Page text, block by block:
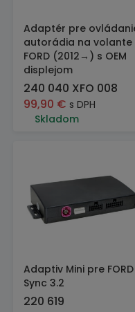
Adaptér pre
autorádia na volante
FORD (2012→) s OEM
displejom
240 040 XFO 008
99,90 € s DPH
Skladom
Adaptiv Mini pre FORD
Sync 3.2
220 619